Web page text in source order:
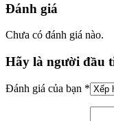
Đánh giá
Chưa có đánh giá nào.
Hãy là người đầu
Đánh giá của bạn *